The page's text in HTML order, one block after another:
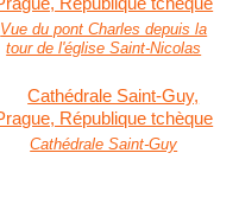
Vue du pont Charles depuis la
tour de l'église Saint-Nicolas
Cathédrale Saint-Guy